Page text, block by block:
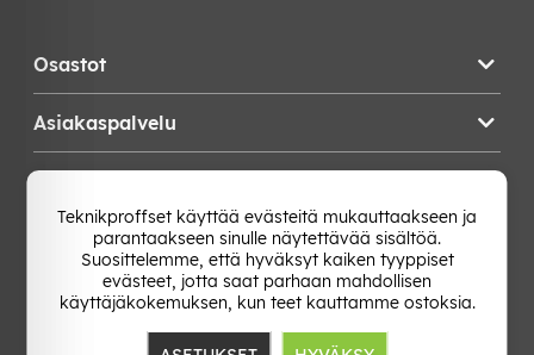
Osastot
Asiakaspalvelu
Vaihda Maa
Teknikproffset käyttää evästeitä mukauttaakseen ja
parantaakseen sinulle näytettävää sisältöä.
Suosittelemme, että hyväksyt kaiken tyyppiset
evästeet, jotta saat parhaan mahdollisen
käyttäjäkokemuksen, kun teet kauttamme ostoksia.